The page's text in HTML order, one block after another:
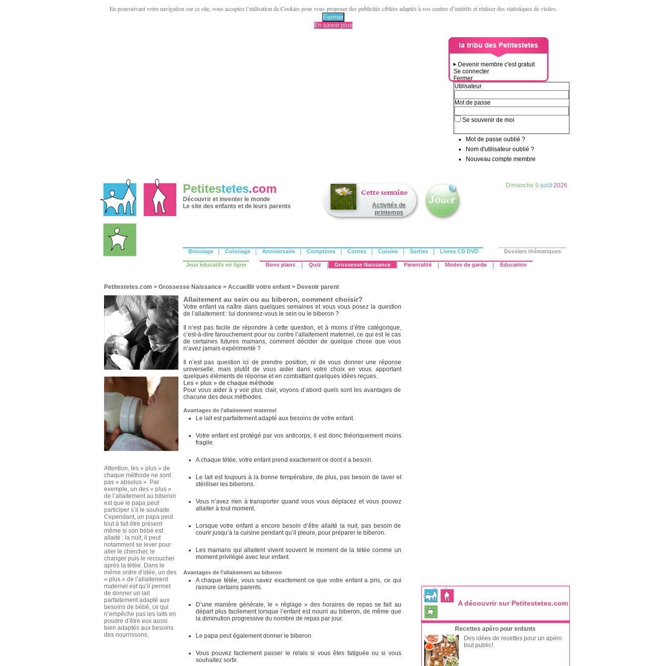
En poursuivant votre navigation sur ce site, vous acceptez l’utilisation de Cookies pour vous proposer des publicités ciblées adaptés à vos centres d’intérêts et réaliser des statistiques de visites.
Fermer
En savoir plus
Devenir membre c'est gratuit
Se connecter
Fermer
Utilisateur
Mot de passe
Se souvenir de moi
Mot de passe oublié ?
Nom d'utilisateur oublié ?
Nouveau compte membre
Petitestetes.com
Découvrir et inventer le monde
Le site des enfants et de leurs parents
Activités de
printemps
Dimanche 9 août2026
Bricolage Coloriage Anniversaire Comptines Contes Cuisine Sorties Livres CD DVD Dossiers thématiques
Jeux éducatifs en ligne Bons plans Quiz Grossesse Naissance Parentalité Modes de garde Education
Petitestetes.com > Grossesse Naissance > Accueillir votre enfant > Devenir parent
Attention, les « plus » de
chaque méthode ne sont
pas « absolus ». Par
exemple, un des « plus »
de l’allaitement au biberon
est que le papa peut
participer s’il le souhaite.
Cependant, un papa peut
tout à fait être présent
même si son bébé est
allaité : la nuit, il peut
notamment se lever pour
aller le chercher, le
changer puis le recoucher
après la tétée. Dans le
même ordre d’idée, un des
« plus » de l’allaitement
maternel est qu’il permet
de donner un lait
parfaitement adapté aux
besoins de bébé, ce qui
n’empêche pas les laits en
poudre d’être eux aussi
bien adaptés aux besoins
des nourrissons.
Allaitement au sein ou au biberon, comment choisir?
Votre enfant va naître dans quelques semaines et vous vous posez la question
de l’allaitement : lui donnerez-vous le sein ou le biberon ?
Il n’est pas facile de répondre à cette question, et à moins d’être catégorique,
c’est-à-dire farouchement pour ou contre l’allaitement maternel, ce qui est le cas
de certaines futures mamans, comment décider de quelque chose que vous
n’avez jamais expérimenté ?
Il n’est pas question ici de prendre position, ni de vous donner une réponse
universelle, mais plutôt de vous aider dans votre choix en vous apportant
quelques éléments de réponse et en combattant quelques idées reçues.
Les « plus » de chaque méthode
Pour vous aider à y voir plus clair, voyons d’abord quels sont les avantages de
chacune des deux méthodes.
Avantages de l’allaitement maternel
Le lait est parfaitement adapté aux besoins de votre enfant.
Votre enfant est protégé par vos anticorps, il est donc théoriquement moins
fragile.
A chaque tétée, votre enfant prend exactement ce dont il a besoin.
Le lait est toujours à la bonne température, de plus, pas besoin de laver et
stériliser les biberons.
Vous n’avez rien à transporter quand vous vous déplacez et vous pouvez
allaiter à tout moment.
Lorsque votre enfant a encore besoin d’être allaité la nuit, pas besoin de
courir jusqu’à la cuisine pendant qu’il pleure, pour préparer le biberon.
Les mamans qui allaitent vivent souvent le moment de la tétée comme un
moment privilégié avec leur enfant.
Avantages de l’allaitement au biberon
A chaque tétée, vous savez exactement ce que votre enfant a pris, ce qui
rassure certains parents.
D’une manière générale, le « réglage » des horaires de repas se fait au
départ plus facilement lorsque l’enfant est nourri au biberon, de même que
la diminution progressive du nombre de repas par jour.
Le papa peut également donner le biberon.
Vous pouvez facilement passer le relais si vous êtes fatiguée ou si vous
souhaitez sortir.
A découvrir sur Petitestetes.com
Recettes apéro pour enfants
Des idées de recettes pour un apéro
tout public!